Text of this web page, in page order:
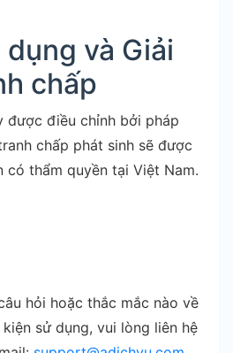
và Giải
chấp
được điều chỉnh bởi pháp
chấp phát sinh sẽ được
thẩm quyền tại Việt Nam.
hỏi hoặc thắc mắc nào về
sử dụng, vui lòng liên hệ